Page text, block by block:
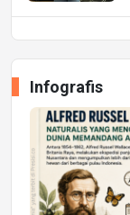
Infografis